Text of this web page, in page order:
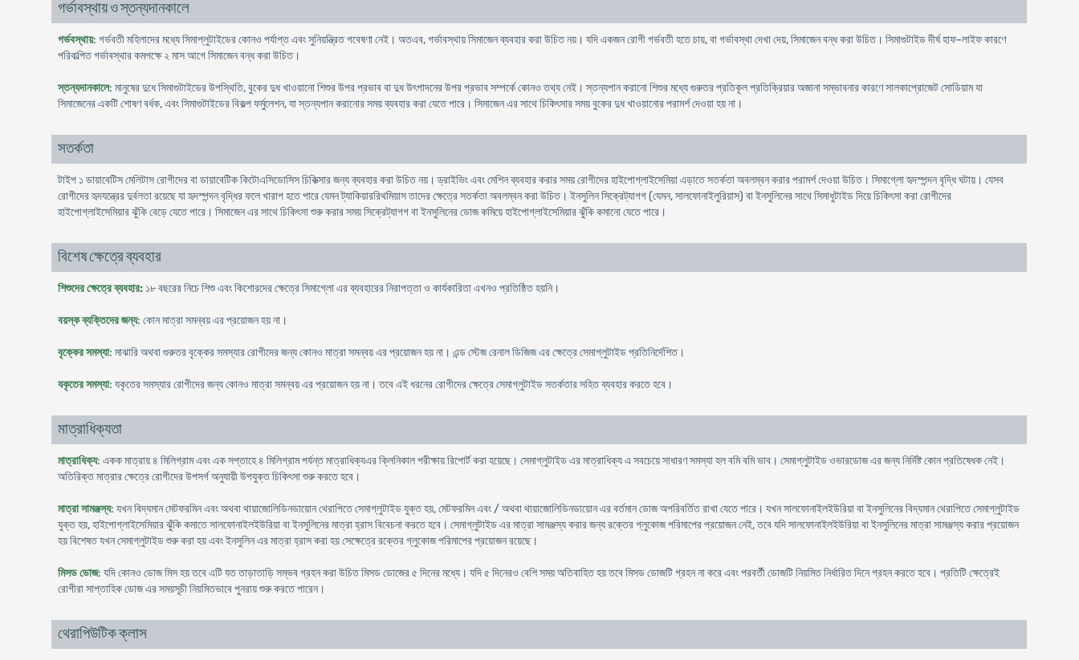
গর্ভাবস্থায় ও স্তন্যদানকালে
গর্ভবস্থায়: গর্ভবতী মহিলাদের মধ্যে সিমাপ্লুটাইডের কোনও পর্যাপ্ত এবং সুনিয়ন্ত্রিত গবেষণা নেই। অতএব, গর্ভাবস্থায় সিমাজেন ব্যবহার করা উচিত নয়। যদি একজন রোগী গর্ভবতী হতে চায়, বা গর্ভাবস্থা দেখা দেয়, সিমাজেন বন্ধ করা উচিত। সিমাগুটাইড দীর্ঘ হাফ-লাইফ কারণে
পরিকল্পিত গর্ভাবস্থার কমপক্ষে ২ মাস আগে সিমাজেন বন্ধ করা উচিত।
স্তন্যদানকালে: মানুষের দুধে সিমাগুটাইডের উপস্থিতি, বুকের দুধ খাওয়ানো শিশুর উপর প্রভাব বা দুধ উৎপাদনের উপর প্রভাব সম্পর্কে কোনও তথ্য নেই। স্তন্যপান করানো শিশুর মধ্যে গুরুতর প্রতিকূল প্রতিক্রিয়ার অজানা সম্ভাবনার কারণে সালকাপ্রোজেট সোডিয়াম যা
সিমাজেনের একটি শোষণ বর্ধক, এবং সিমাগুটাইডের বিকল্প ফর্মুলেশন, যা স্তন্যপান করানোর সময় ব্যবহার করা যেতে পারে। সিমাজেন এর সাথে চিকিৎসার সময় বুকের দুধ খাওয়ানোর পরামর্শ দেওয়া হয় না।
সতর্কতা
টাইপ ১ ডায়াবেটিস মেলিটাস রোগীদের বা ডায়াবেটিক কিটোএসিডোসিস চিকিত্সার জন্য ব্যবহার করা উচিত নয়। ড্রাইভিং এবং মেশিন ব্যবহার করার সময় রোগীদের হাইপোগ্লাইসেমিয়া এড়াতে সতর্কতা অবলম্বন করার পরামর্শ দেওয়া উচিত। সিমাগ্লো হৃদস্পন্দন বৃদ্ধি ঘটায়। যেসব
রোগীদের হৃদযন্ত্রের দুর্বলতা রয়েছে যা হৃদস্পন্দন বৃদ্ধির ফলে খারাপ হতে পারে যেমন ট্যাকিয়াররিথমিয়াস তাদের ক্ষেত্রে সতর্কতা অবলম্বন করা উচিত। ইনসুলিন সিক্রেট্যাগগ (যেমন, সালফোনাইলুরিয়াস) বা ইনসুলিনের সাথে সিমাধুটাইড দিয়ে চিকিৎসা করা রোগীদের
হাইপোগ্লাইসেমিয়ার ঝুঁকি বেড়ে যেতে পারে। সিমাজেন এর সাথে চিকিৎসা শুরু করার সময় সিক্রেট্যাগগ বা ইনসুলিনের ডোজ কমিয়ে হাইপোগ্লাইসেমিয়ার ঝুঁকি কমানো যেতে পারে।
বিশেষ ক্ষেত্রে ব্যবহার
শিশুদের ক্ষেত্রে ব্যবহার: ১৮ বছরের নিচে শিশু এবং কিশোরদের ক্ষেত্রে সিমাগ্লো এর ব্যবহারের নিরাপত্তা ও কার্যকারিতা এখনও প্রতিষ্ঠিত হয়নি।
বয়স্ক ব্যক্তিদের জন্য: কোন মাত্রা সমন্বয় এর প্রয়োজন হয় না।
বৃক্কের সমস্যা: মাঝারি অথবা গুরুতর বৃক্কের সমস্যার রোগীদের জন্য কোনও মাত্রা সমন্বয় এর প্রয়োজন হয় না। এন্ড স্টেজ রেনাল ডিজিজ এর ক্ষেত্রে সেমাগ্লুটাইড প্রতিনির্দেশিত।
যকৃতের সমস্যা: যকৃতের সমস্যার রোগীদের জন্য কোনও মাত্রা সমন্বয় এর প্রয়োজন হয় না। তবে এই ধরনের রোগীদের ক্ষেত্রে সেমাগ্লুটাইড সতর্কতার সহিত ব্যবহার করতে হবে।
মাত্রাধিক্যতা
মাত্রাধিক্য: একক মাত্রায় ৪ মিলিগ্রাম এবং এক সপ্তাহে ৪ মিলিগ্রাম পর্যন্ত মাত্রাধিক্যএর ক্লিনিকাল পরীক্ষায় রিপোর্ট করা হয়েছে। সেমাগ্লুটাইড এর মাত্রাধিক্য এ সবচেয়ে সাধারণ সমস্যা হল বমি বমি ভাব। সেমাগ্লুটাইড ওভারডোজ এর জন্য নির্দিষ্ট কোন প্রতিষেধক নেই।
অতিরিক্ত মাত্রার ক্ষেত্রে রোগীদের উপসর্গ অনুযায়ী উপযুক্ত চিকিৎসা শুরু করতে হবে।
মাত্রা সামঞ্জস্য: যখন বিদ্যমান মেটফরমিন এবং অথবা থায়াজোলিডিনডায়োন থেরাপিতে সেমাগ্লুটাইড যুক্ত হয়, মেটফরমিন এবং / অথবা থায়াজোলিডিনডায়োন এর বর্তমান ডোজ অপরিবর্তিত রাখা যেতে পারে। যখন সালফোনাইলইউরিয়া বা ইনসুলিনের বিদ্যমান থেরাপিতে সেমাগ্লুটাইড
যুক্ত হয়, হাইপোগ্লাইসেমিয়ার ঝুঁকি কমাতে সালফোনাইলইউরিয়া বা ইনসুলিনের মাত্রা হ্রাস বিবেচনা করতে হবে। সেমাগ্লুটাইড এর মাত্রা সামঞ্জস্য করার জন্য রক্তের গ্লুকোজ পরিমাপের প্রয়োজন নেই, তবে যদি সালফোনাইলইউরিয়া বা ইনসুলিনের মাত্রা সামঞ্জস্য করার প্রয়োজন
হয় বিশেষত যখন সেমাগ্লুটাইড শুরু করা হয় এবং ইনসুলিন এর মাত্রা হ্রাস করা হয় সেক্ষেত্রে রক্তের গ্লুকোজ পরিমাপের প্রয়োজন রয়েছে।
মিসড ডোজ: যদি কোনও ডোজ মিস হয় তবে এটি যত তাড়াতাড়ি সম্ভব গ্রহন করা উচিত মিসড ডোজের ৫ দিনের মধ্যে। যদি ৫ দিনেরও বেশি সময় অতিবাহিত হয় তবে মিসড ডোজটি গ্রহন না করে এবং পরবর্তী ডোজটি নিয়মিত নির্ধারিত দিনে গ্রহন করতে হবে। প্রতিটি ক্ষেত্রেই
রোগীরা সাপ্তাহিক ডোজ এর সময়সূচী নিয়মিতভাবে পুনরায় শুরু করতে পারেন।
থেরাপিউটিক ক্লাস